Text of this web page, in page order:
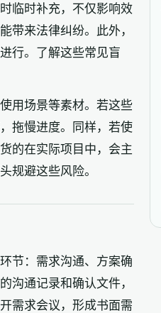
临时补充，不仅影响效
带来法律纠纷。此外，
行。了解这些常见盲
用场景等素材。若这些
拖慢进度。同样，若使
的在实际项目中，会主
规避这些风险。
节：需求沟通、方案确
沟通记录和确认文件，
需求会议，形成书面需